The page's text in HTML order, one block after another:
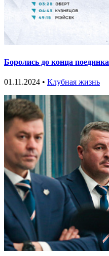
Боролись до конца поединка
01.11.2024 • Клубная жизнь